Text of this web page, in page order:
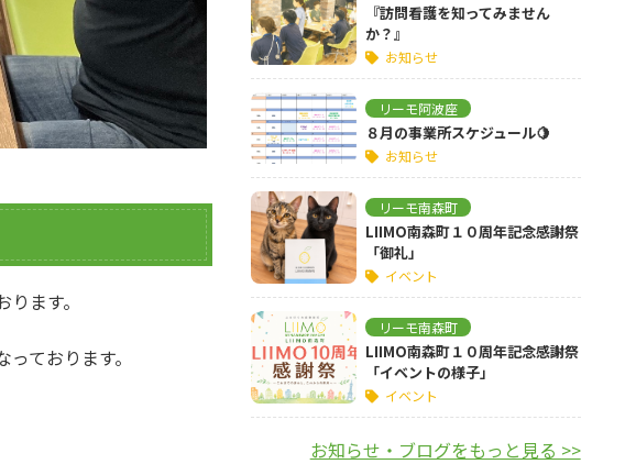
ます。
ております。
『訪問看護を知ってみません
か？』
お知らせ
リーモ阿波座
８月の事業所スケジュール🍋
お知らせ
リーモ南森町
LIIMO南森町１０周年記念感謝祭
「御礼」
イベント
リーモ南森町
LIIMO南森町１０周年記念感謝祭
「イベントの様子」
イベント
お知らせ・ブログをもっと見る >>